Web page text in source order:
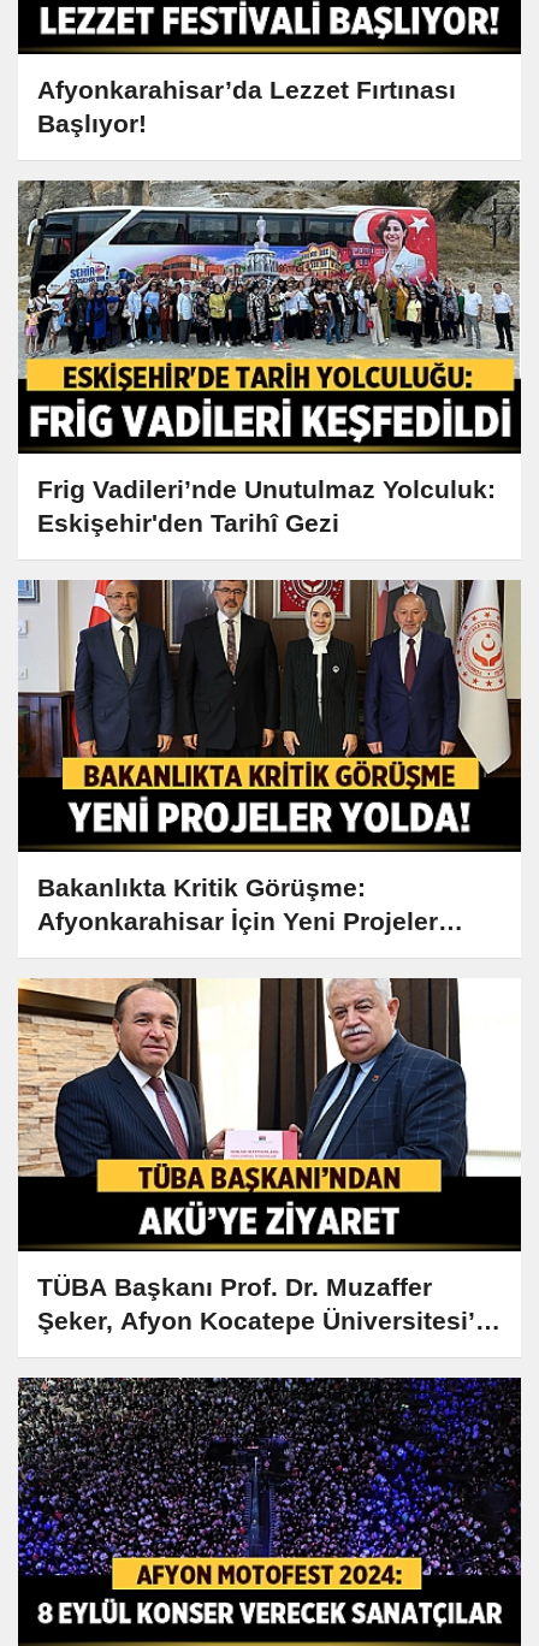
Afyonkarahisar’da Lezzet Fırtınası
Başlıyor!
Frig Vadileri’nde Unutulmaz Yolculuk:
Eskişehir'den Tarihî Gezi
Bakanlıkta Kritik Görüşme:
Afyonkarahisar İçin Yeni Projeler
Yolda!
TÜBA Başkanı Prof. Dr. Muzaffer
Şeker, Afyon Kocatepe Üniversitesi’ni
Ziyaret Etti